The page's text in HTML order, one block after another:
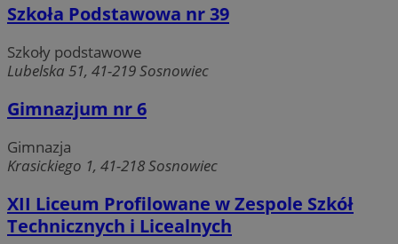
Szkoła Podstawowa nr 39
Szkoły podstawowe
Lubelska 51, 41-219 Sosnowiec
Gimnazjum nr 6
Gimnazja
Krasickiego 1, 41-218 Sosnowiec
XII Liceum Profilowane w Zespole Szkół
Technicznych i Licealnych